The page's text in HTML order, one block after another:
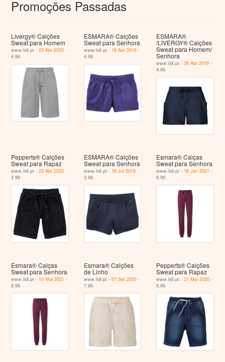
Promoções Passadas
Livergy® Calções
Sweat para Homem
www.lidl.pt -23 Abr 2020 -
4.99
ESMARA® Calções
Sweat para Senhora
www.lidl.pt - 19 Abr 2018-
4.99
ESMARA®
/LIVERGY® Calções
Sweat para Homem/
Senhora
www.lidl.pt -29 Abr 2019 -
4.99
Pepperts® Calções
Sweat para Rapaz
www.lidl.pt -23 Abr 2020 -
3.99
ESMARA® Calções
Sweat para Senhora
www.lidl.pt - 16 Jul 2018-
3.98
Esmara® Calças
Sweat para Senhora
www.lidl.pt - 18 Jan 2021 -
8.99
Esmara® Calças
Sweat para Senhora
www.lidl.pt - 10 Mai 2021 -
8.99
Esmara® Calções
de Linho
www.lidl.pt - 07 Set 2020-
7.99
Pepperts® Calções
Sweat para Rapaz
www.lidl.pt -21 Mai 2020 -
6.99